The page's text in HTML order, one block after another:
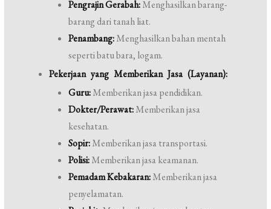
Pengrajin Gerabah:Menghasilkan barang-
barang dari tanah liat.
Penambang:Menghasilkan bahan mentah
seperti batu bara, logam.
Pekerjaan yang Memberikan Jasa (Layanan):
Guru:Memberikan jasa pendidikan.
Dokter/Perawat:Memberikan jasa
kesehatan.
Sopir:Memberikan jasa transportasi.
Polisi:Memberikan jasa keamanan.
Pemadam Kebakaran:Memberikan jasa
penyelamatan.